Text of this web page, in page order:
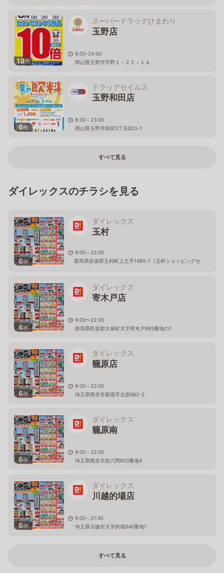
19枚
スーパードラッグひまわり
玉野店
9:00-24:00
岡山県玉野市宇野１－２２－１４
6枚
ドラッグセイムス
玉野和田店
8:30～23:00
岡山県玉野市和田5丁目823-1
すべて見る
ダイレックスのチラシを見る
6枚
ダイレックス
玉村
9:00～22:00
群馬県佐波郡玉村町上之手1480-1（玉村ショッピングセ
ンター内）
6枚
ダイレックス
寄木戸店
9:00〜22:00
群馬県邑楽郡大泉町大字寄木戸993番地の1
6枚
ダイレックス
籠原店
9:00～22:00
埼玉県熊谷市新堀字北原962-2
6枚
ダイレックス
籠原南
9:00～22:00
埼玉県熊谷市拾六間603番地4
6枚
ダイレックス
川越的場店
9:00～21:45
埼玉県川越市大字的場840番地1
すべて見る